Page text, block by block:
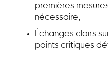
premières
nécessaire,
Échanges clairs
points critiques